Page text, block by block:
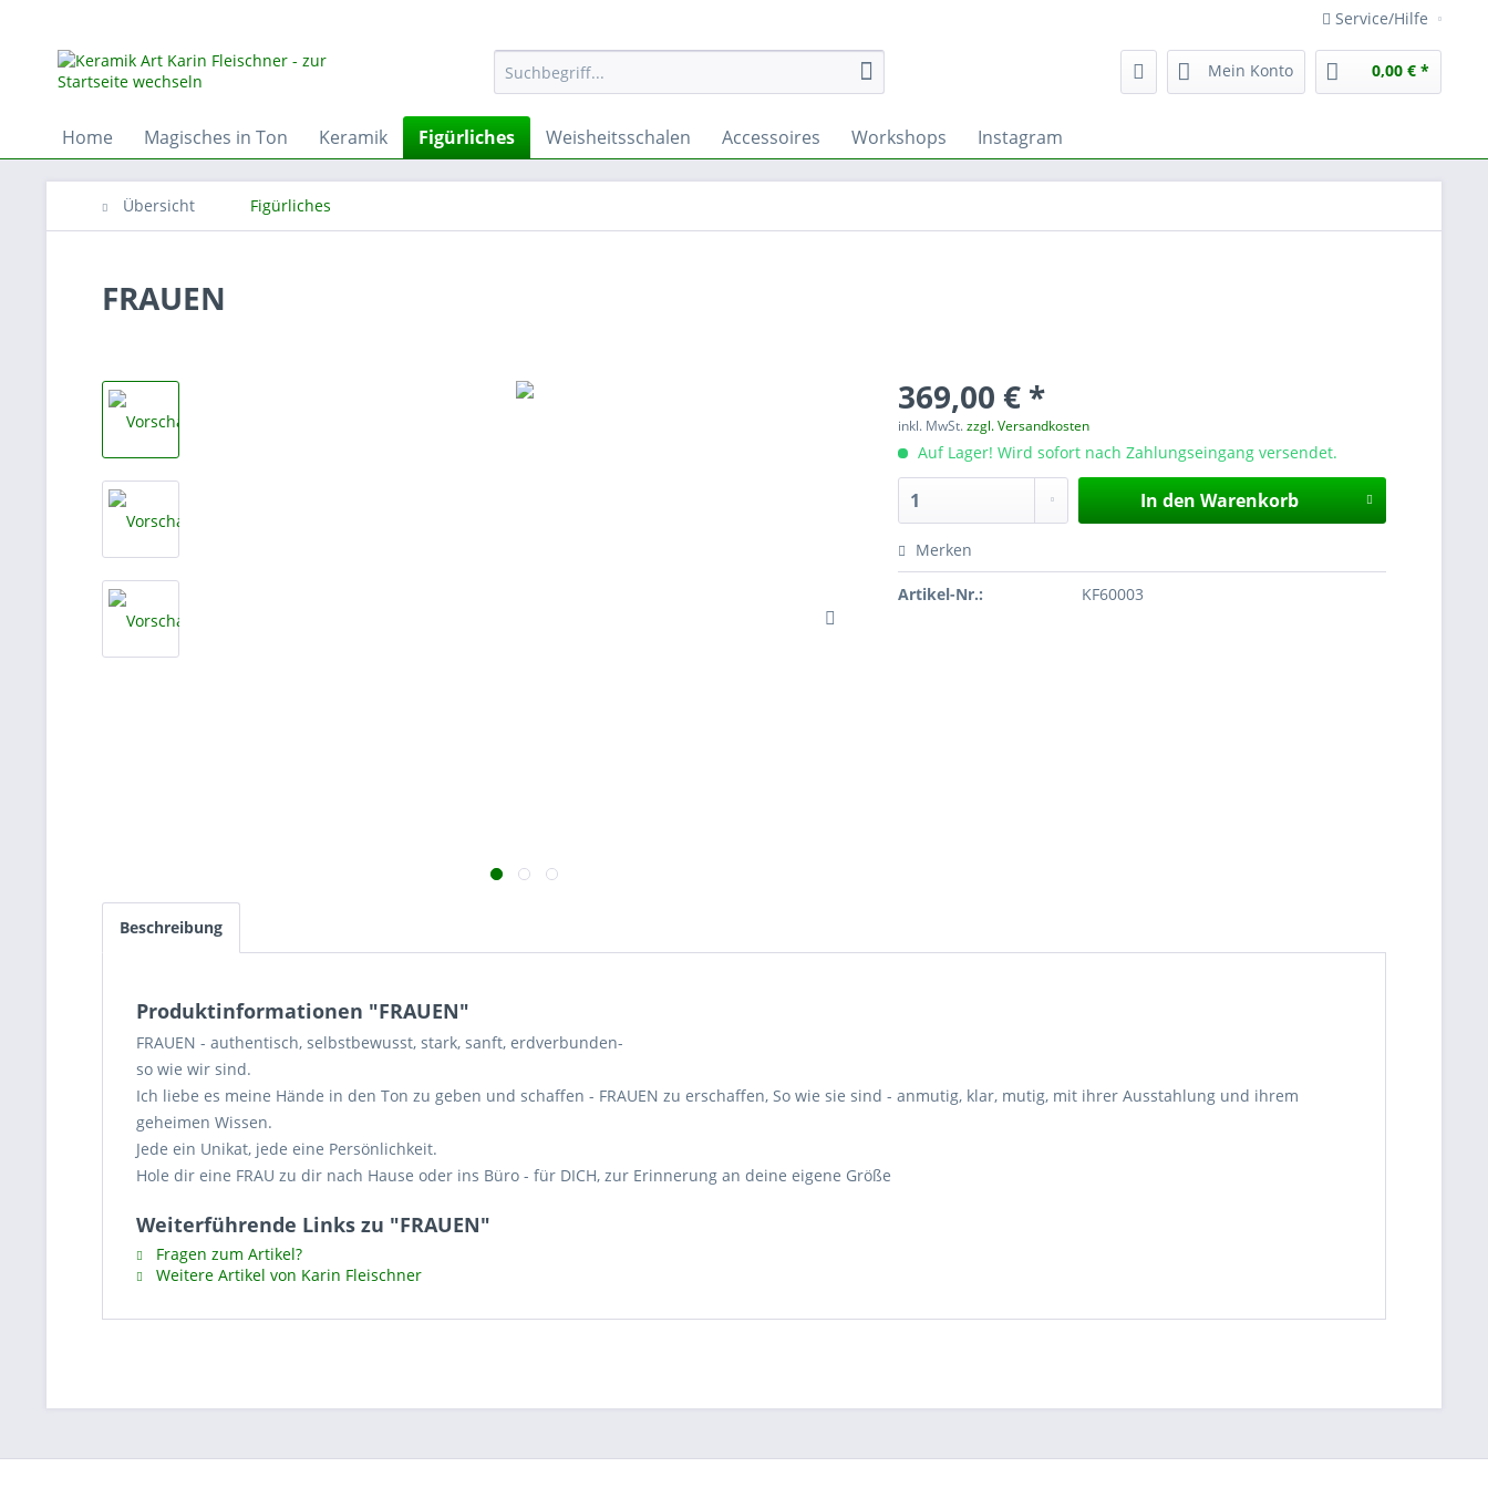
Service/Hilfe
Mein Konto 0,00 € *
Home Magisches in Ton Keramik Figürliches Weisheitsschalen Accessoires Workshops Instagram
Übersicht Figürliches
FRAUEN
369,00 € *
inkl. MwSt.zzgl. Versandkosten
Auf Lager! Wird sofort nach Zahlungseingang versendet.
In den Warenkorb
Merken
Artikel-Nr.: KF60003
Beschreibung
Produktinformationen "FRAUEN"
FRAUEN - authentisch, selbstbewusst, stark, sanft, erdverbunden-
so wie wir sind.
Ich liebe es meine Hände in den Ton zu geben und schaffen - FRAUEN zu erschaffen, So wie sie sind - anmutig, klar, mutig, mit ihrer Ausstahlung und ihrem
geheimen Wissen.
Jede ein Unikat, jede eine Persönlichkeit.
Hole dir eine FRAU zu dir nach Hause oder ins Büro - für DICH, zur Erinnerung an deine eigene Größe
Weiterführende Links zu "FRAUEN"
Fragen zum Artikel?
Weitere Artikel von Karin Fleischner